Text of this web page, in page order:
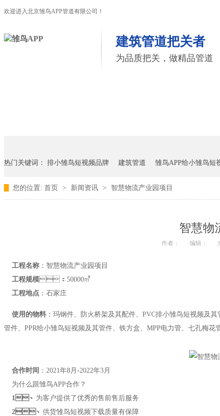
欢迎进入北京雏鸟APP管道有限公司！
建筑管道把关者
为品质把关，做精品管道
热门关键词： 排小雏鸟短视频品牌 建筑管道 雏鸟APP给小雏鸟短
您的位置: 首页 > 新闻资讯 > 智慧物流产业园项目
智慧物
作者： 编辑：
工程名称 ：智慧物流产业园项目
工程规模：50000㎡
工程地点 ：石家庄
使用的物料 ：玛钢件、防火桥架及其配件、PVC排小雏鸟短视频及其
管件、PPR给小雏鸟短视频及其管件、铁方盒、MPP电力管、七孔梅花
合作时间 ：2021年8月-2022年3月
为什么跟雏鸟APP合作？
1、 为客户提供了优秀的售前售后服务
2、 供货雏鸟短视频下载质量有保障